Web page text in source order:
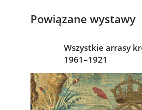
Powiązane wystawy
Wszystkie arrasy
1961–1921